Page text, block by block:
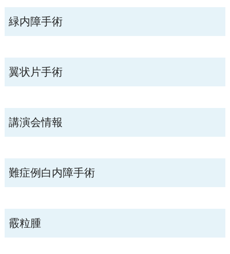
緑内障手術
翼状片手術
講演会情報
難症例白内障手術
霰粒腫